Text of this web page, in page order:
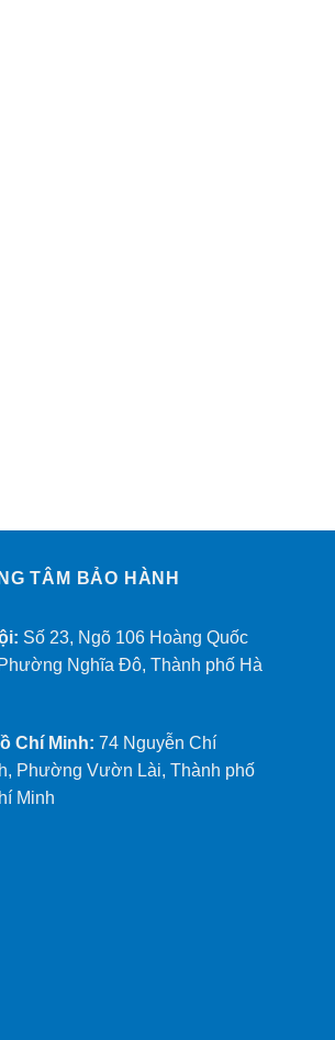
TÂM BẢO HÀNH
Số 23, Ngõ 106 Hoàng Quốc
Nghĩa Đô, Thành phố Hà
Chí Minh: 74 Nguyễn Chí
Phường Vườn Lài, Thành phố
Minh